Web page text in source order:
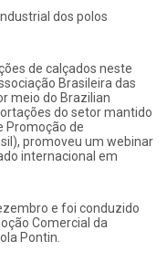
de calçados neste
Brasileira das
meio do Brazilian
do setor mantido
Promoção de
promoveu um webinar
internacional em
e foi conduzido
Comercial da
Pontin.